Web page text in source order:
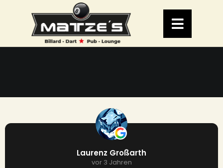
Toggle
Home
Galerie
Kontakt
Laurenz Großarth
vor 3 Jahren